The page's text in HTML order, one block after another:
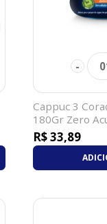
-
Cappuc 3
180Gr Zero
R$ 33,89